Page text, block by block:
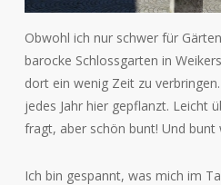
Obwohl ich nur schwer für
barocke Schlossgarten in
dort ein wenig Zeit zu
jedes Jahr hier gepflanzt. Leicht
fragt, aber schön bunt! Und bunt
Ich bin gespannt, was mich im